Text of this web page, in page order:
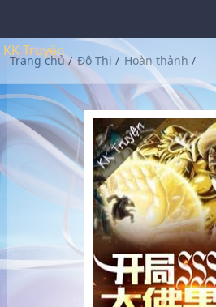
KK Truyện
Trang chủ/ Đô Thị / Hoàn thành /